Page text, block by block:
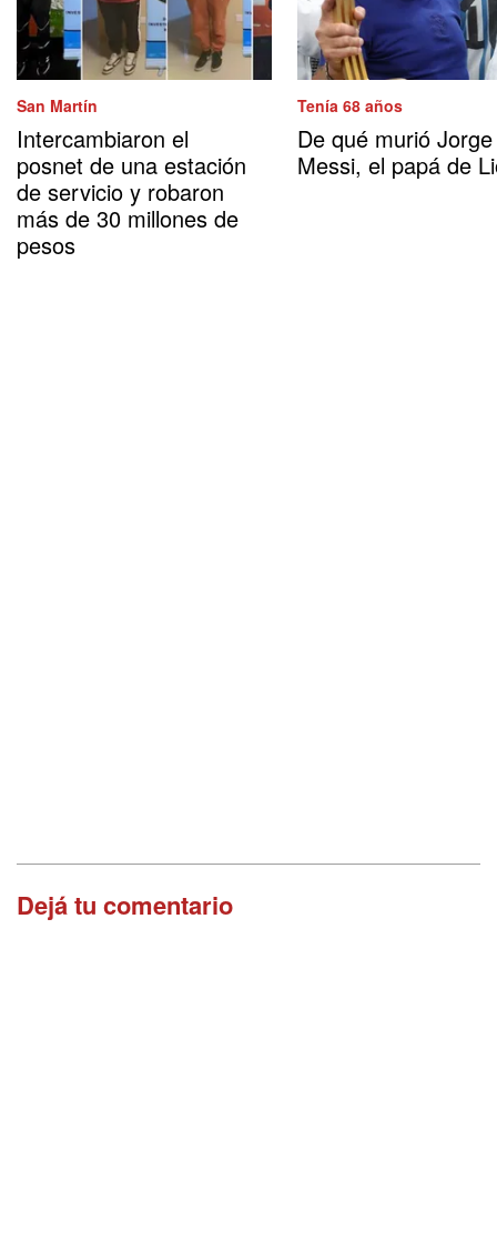
San Martín
Intercambiaron el
posnet de una estación
de servicio y robaron
más de 30 millones de
pesos
Tenía 68 años
De qué murió Jorge
Messi, el papá de
Dejá tu comentario